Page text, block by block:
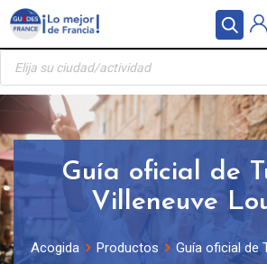
Panel de gestión de cookies
Skip
content
Búsqueda
productos
Guía oficial de
Villeneuve
Acogida Productos
Guía oficial de